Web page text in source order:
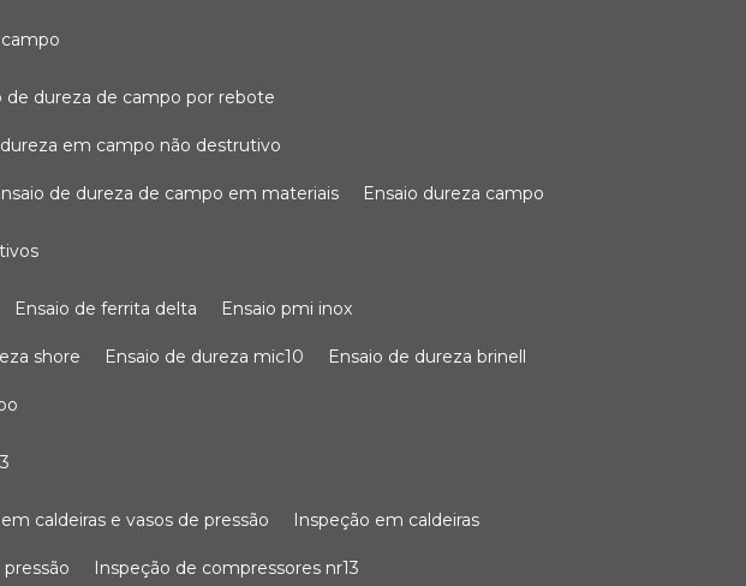
campo
de dureza de campo por rebote
dureza em campo não destrutivo
ensaio de dureza de campo em materiais ensaio dureza campo
ensaio de ferrita delta ensaio pmi inox
shore ensaio de dureza mic10 ensaio de dureza brinell
caldeiras e vasos de pressão inspeção em caldeiras
inspeção de compressores nr13